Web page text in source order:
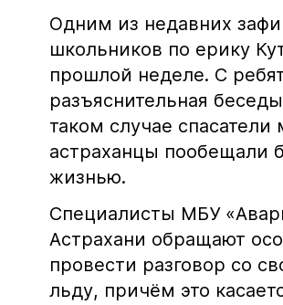
Одним из недавних
школьников по ерику
прошлой неделе. С
разъяснительная
таком случае
астраханцы пообещали
жизнью.
Специалисты МБУ
Астрахани обращают
провести разговор со
льду, причём это